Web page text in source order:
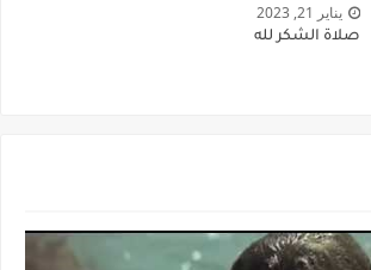
يناير 21, 2023
صلاة الشكر لله